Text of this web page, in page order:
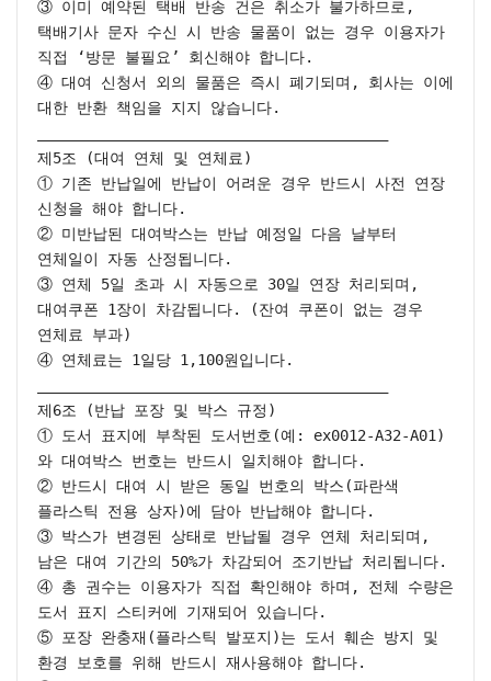
③ 이미 예약된 택배 반송 건은 취소가 불가하므로,
택배기사 문자 수신 시 반송 물품이 없는 경우 이용자가
직접 ‘방문 불필요’ 회신해야 합니다.
④ 대여 신청서 외의 물품은 즉시 폐기되며, 회사는 이에
대한 반환 책임을 지지 않습니다.
제5조 (대여 연체 및 연체료)
① 기존 반납일에 반납이 어려운 경우 반드시 사전 연장
신청을 해야 합니다.
② 미반납된 대여박스는 반납 예정일 다음 날부터
연체일이 자동 산정됩니다.
③ 연체 5일 초과 시 자동으로 30일 연장 처리되며,
대여쿠폰 1장이 차감됩니다. (잔여 쿠폰이 없는 경우
연체료 부과)
④ 연체료는 1일당 1,100원입니다.
제6조 (반납 포장 및 박스 규정)
① 도서 표지에 부착된 도서번호(예: ex0012-A32-A01)
와 대여박스 번호는 반드시 일치해야 합니다.
② 반드시 대여 시 받은 동일 번호의 박스(파란색
플라스틱 전용 상자)에 담아 반납해야 합니다.
③ 박스가 변경된 상태로 반납될 경우 연체 처리되며,
남은 대여 기간의 50%가 차감되어 조기반납 처리됩니다.
④ 총 권수는 이용자가 직접 확인해야 하며, 전체 수량은
도서 표지 스티커에 기재되어 있습니다.
⑤ 포장 완충재(플라스틱 발포지)는 도서 훼손 방지 및
환경 보호를 위해 반드시 재사용해야 합니다.